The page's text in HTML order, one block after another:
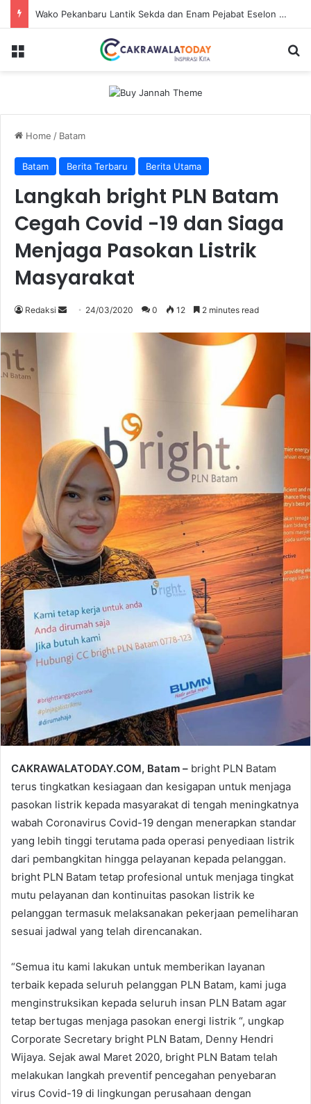
Wako Pekanbaru Lantik Sekda dan Enam Pejabat Eselon Lainnya
Menu
Home / Batam
Batam Berita Terbaru Berita Utama
Langkah bright PLN Batam
Cegah Covid -19 dan Siaga
Menjaga Pasokan Listrik
Masyarakat
Redaksi
Send 24/03/2020 0 12 2 minutes read
CAKRAWALATODAY.COM, Batam – bright PLN Batam
terus tingkatkan kesiagaan dan kesigapan untuk menjaga
pasokan listrik kepada masyarakat di tengah meningkatnya
wabah Coronavirus Covid-19 dengan menerapkan standar
yang lebih tinggi terutama pada operasi penyediaan listrik
dari pembangkitan hingga pelayanan kepada pelanggan.
bright PLN Batam tetap profesional untuk menjaga tingkat
mutu pelayanan dan kontinuitas pasokan listrik ke
pelanggan termasuk melaksanakan pekerjaan pemeliharan
sesuai jadwal yang telah direncanakan.
“Semua itu kami lakukan untuk memberikan layanan
terbaik kepada seluruh pelanggan PLN Batam, kami juga
menginstruksikan kepada seluruh insan PLN Batam agar
tetap bertugas menjaga pasokan energi listrik “, ungkap
Corporate Secretary bright PLN Batam, Denny Hendri
Wijaya. Sejak awal Maret 2020, bright PLN Batam telah
melakukan langkah preventif pencegahan penyebaran
virus Covid-19 di lingkungan perusahaan dengan